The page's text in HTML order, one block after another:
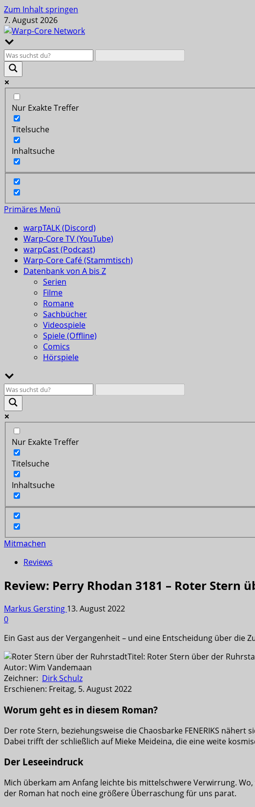
Zum Inhalt springen
7. August 2026
Nur Exakte Treffer
Titelsuche
Inhaltsuche
Primäres Menü
warpTALK (Discord)
Warp-Core TV (YouTube)
warpCast (Podcast)
Warp-Core Café (Stammtisch)
Datenbank von A bis Z
Serien
Filme
Romane
Sachbücher
Videospiele
Spiele (Offline)
Comics
Hörspiele
Nur Exakte Treffer
Titelsuche
Inhaltsuche
Mitmachen
Reviews
Review: Perry Rhodan 3181 – Roter Stern
Markus Gersting 13. August 2022
0
Ein Gast aus der Vergangenheit – und eine Entscheidung über die
Titel: Roter Stern über der
Autor: Wim Vandemaan
Zeichner: Dirk Schulz
Erschienen: Freitag, 5. August 2022
Worum geht es in diesem Roman?
Der rote Stern, beziehungsweise die Chaosbarke FENERIKS
Dabei trifft der schließlich auf Mieke Meideina, die eine weite
Der Leseeindruck
Mich überkam am Anfang leichte bis mittelschwere Verwirrung.
der Roman hat noch eine größere Überraschung für uns parat.